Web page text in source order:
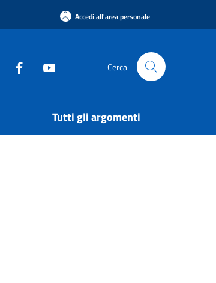
Accedi all'area personale
Cerca
Tutti gli argomenti